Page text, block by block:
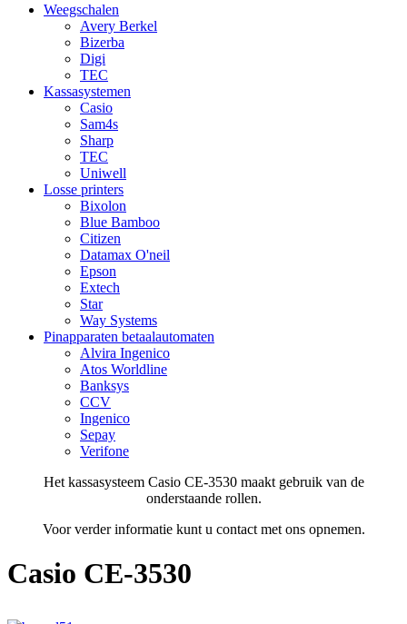
Weegschalen
Avery Berkel
Bizerba
Digi
TEC
Kassasystemen
Casio
Sam4s
Sharp
TEC
Uniwell
Losse printers
Bixolon
Blue Bamboo
Citizen
Datamax O'neil
Epson
Extech
Star
Way Systems
Pinapparaten betaalautomaten
Alvira Ingenico
Atos Worldline
Banksys
CCV
Ingenico
Sepay
Verifone
Het kassasysteem Casio CE-3530 maakt gebruik van de
onderstaande rollen.
Voor verder informatie kunt u contact met ons opnemen.
Casio CE-3530